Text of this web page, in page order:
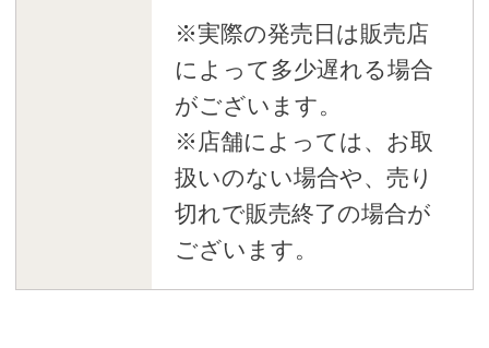
※実際の発売日は販売店
によって多少遅れる場合
がございます。
※店舗によっては、お取
扱いのない場合や、売り
切れで販売終了の場合が
ございます。